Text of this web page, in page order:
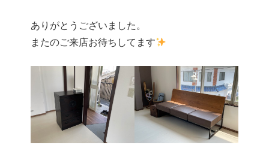
ありがとうございました。
またのご来店お待ちしてます